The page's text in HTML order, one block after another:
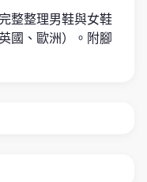
整整理男鞋與女鞋
國、歐洲）。附腳